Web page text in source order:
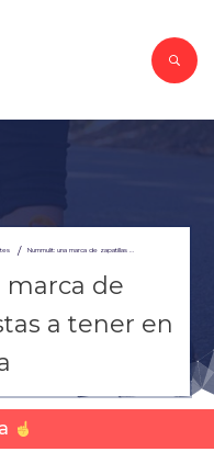
/
de
a tener en